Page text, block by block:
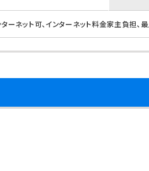
ーネット可、インターネット料金家主負担、